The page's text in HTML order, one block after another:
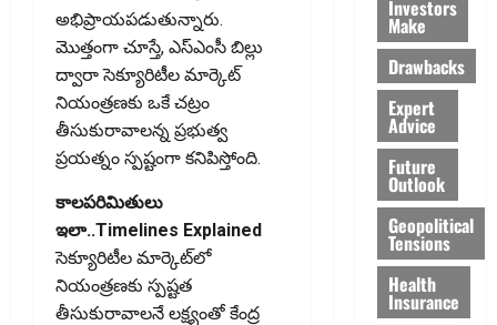
అభిప్రాయపడుతున్నారు.
మొత్తంగా చూస్తే, ఎస్‌ఎంసీ బిల్లు
ద్వారా సెక్యూరిటీల మార్కెట్‌
నియంత్రణకు ఒకే చట్రం
తీసుకురావాలన్న ప్రభుత్వ
ప్రయత్నం స్పష్టంగా కనిపిస్తోంది.
కాలపరిమితులు
ఇలా..Timelines Explained
సెక్యూరిటీల మార్కెట్‌లో
నియంత్రణకు స్పష్టత
తీసుకురావాలనే లక్ష్యంతో కేంద్ర
Investors
Make
Drawbacks
Expert
Advice
Future
Outlook
Geopolitical
Tensions
Health
Insurance